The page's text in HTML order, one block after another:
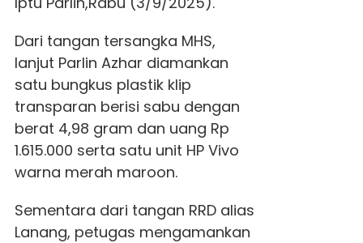
Dari tangan tersangka MHS,
lanjut Parlin Azhar diamankan
satu bungkus plastik klip
transparan berisi sabu dengan
berat 4,98 gram dan uang Rp
1.615.000 serta satu unit HP Vivo
warna merah maroon.
Sementara dari tangan RRD alias
Lanang, petugas mengamankan